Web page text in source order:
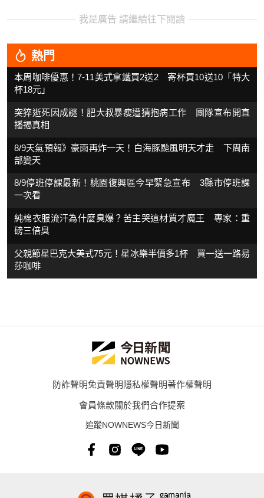
我是廣告 請繼續往下閱讀
熱門
本周咖啡優惠！7-11美式拿鐵買2送2 寄杯買10送10「特大
杯18元」
突猝逝死因成謎！肥大叔暴瘦遭猜抱病工作 團隊宣布開直
播揭真相
8/9天氣預報》豪雨再炸一天！白海豚颱風明天才走 下周南
部變天
8/9停班停課最新！桃園復興區今早緊急宣布 3縣市停班課
一次看
純棉衣服流汗為什麼臭爆？苦主哭這材質才魔王 專家：重
磅三倍臭
父親節星巴克大美式75元！星冰樂半價多1杯 買一送一路易
莎咖啡
防詐聲明免責聲明隱私權聲明著作權聲明
會員條款關於我們合作提案
追蹤NOWNEWS今日新聞